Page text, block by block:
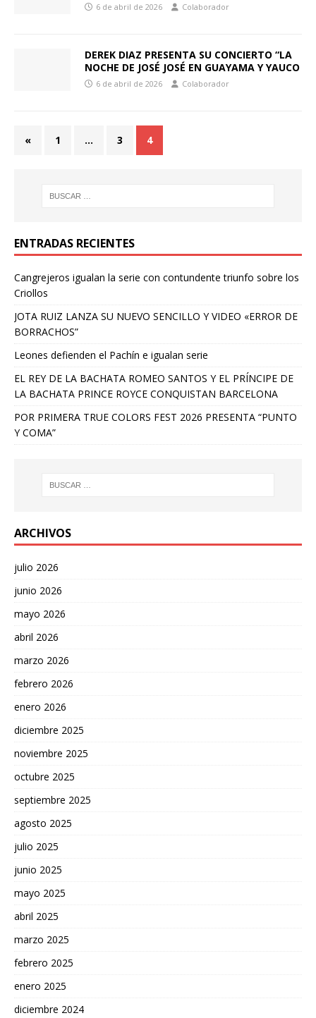
6 de abril de 2026 Colaborador
DEREK DIAZ PRESENTA SU CONCIERTO “LA
NOCHE DE JOSÉ JOSÉ EN GUAYAMA Y YAUCO
6 de abril de 2026 Colaborador
« 1 … 3 4
ENTRADAS RECIENTES
Cangrejeros igualan la serie con contundente triunfo sobre los
Criollos
JOTA RUIZ LANZA SU NUEVO SENCILLO Y VIDEO «ERROR DE
BORRACHOS”
Leones defienden el Pachín e igualan serie
EL REY DE LA BACHATA ROMEO SANTOS Y EL PRÍNCIPE DE
LA BACHATA PRINCE ROYCE CONQUISTAN BARCELONA
POR PRIMERA TRUE COLORS FEST 2026 PRESENTA “PUNTO
Y COMA”
ARCHIVOS
julio 2026
junio 2026
mayo 2026
abril 2026
marzo 2026
febrero 2026
enero 2026
diciembre 2025
noviembre 2025
octubre 2025
septiembre 2025
agosto 2025
julio 2025
junio 2025
mayo 2025
abril 2025
marzo 2025
febrero 2025
enero 2025
diciembre 2024